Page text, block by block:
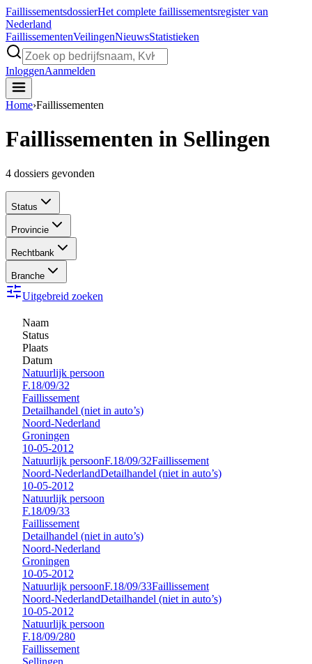
FaillissementsdossierHet complete faillissementsregister van
Nederland
FaillissementenVeilingenNieuwsStatistieken
InloggenAanmelden
Home›Faillissementen
Faillissementen in Sellingen
4 dossiers gevonden
Status
Provincie
Rechtbank
Branche
Uitgebreid zoeken
Naam
Status
Plaats
Datum
Natuurlijk persoon
F.18/09/32
Faillissement
Detailhandel (niet in auto’s)
Noord-Nederland
Groningen
10-05-2012
Natuurlijk persoonF.18/09/32Faillissement
Noord-NederlandDetailhandel (niet in auto’s)
10-05-2012
Natuurlijk persoon
F.18/09/33
Faillissement
Detailhandel (niet in auto’s)
Noord-Nederland
Groningen
10-05-2012
Natuurlijk persoonF.18/09/33Faillissement
Noord-NederlandDetailhandel (niet in auto’s)
10-05-2012
Natuurlijk persoon
F.18/09/280
Faillissement
Sellingen